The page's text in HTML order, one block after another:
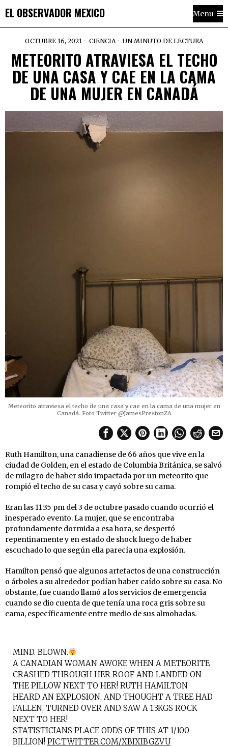
EL OBSERVADOR MEXICO Menu
OCTUBRE 16, 2021 CIENCIA UN MINUTO DE LECTURA
METEORITO ATRAVIESA EL TECHO
DE UNA CASA Y CAE EN LA CAMA
DE UNA MUJER EN CANADÁ
Meteorito atraviesa el techo de una casa y cae en la cama de una mujer en
Canadá. Foto Twitter @JamesPrestonZA
Ruth Hamilton, una canadiense de 66 años que vive en la
ciudad de Golden, en el estado de Columbia Británica, se salvó
de milagro de haber sido impactada por un meteorito que
rompió el techo de su casa y cayó sobre su cama.
Eran las 11:35 pm del 3 de octubre pasado cuando ocurrió el
inesperado evento. La mujer, que se encontraba
profundamente dormida a esa hora, se despertó
repentinamente y en estado de shock luego de haber
escuchado lo que según ella parecía una explosión.
Hamilton pensó que algunos artefactos de una construcción
o árboles a su alrededor podían haber caído sobre su casa. No
obstante, fue cuando llamó a los servicios de emergencia
cuando se dio cuenta de que tenía una roca gris sobre su
cama, específicamente entre medio de sus almohadas.
MIND. BLOWN.
A CANADIAN WOMAN AWOKE WHEN A METEORITE
CRASHED THROUGH HER ROOF AND LANDED ON
THE PILLOW NEXT TO HER! RUTH HAMILTON
HEARD AN EXPLOSION, AND THOUGHT A TREE HAD
FALLEN, TURNED OVER AND SAW A 1.3KGS ROCK
NEXT TO HER!
STATISTICIANS PLACE ODDS OF THIS AT 1/100
BILLION! PIC.TWITTER.COM/XBIXIBGZVU